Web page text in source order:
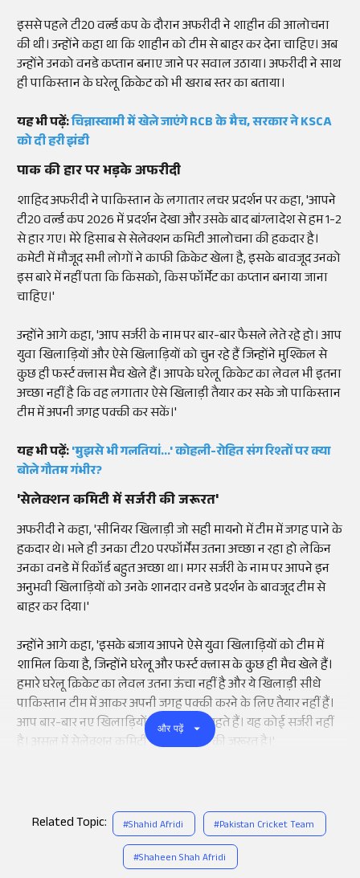
इससे पहले टी20 वर्ल्ड कप के दौरान अफरीदी ने शाहीन की आलोचना
की थी। उन्होंने कहा था कि शाहीन को टीम से बाहर कर देना चाहिए। अब
उन्होंने उनको वनडे कप्तान बनाए जाने पर सवाल उठाया। अफरीदी ने साथ
ही पाकिस्तान के घरेलू क्रिकेट को भी खराब स्तर का बताया।
यह भी पढ़ें:चिन्नास्वामी में खेले जाएंगे RCB के मैच, सरकार ने KSCA
को दी हरी झंडी
पाक की हार पर भड़के अफरीदी
शाहिद अफरीदी ने पाकिस्तान के लगातार लचर प्रदर्शन पर कहा, 'आपने
टी20 वर्ल्ड कप 2026 में प्रदर्शन देखा और उसके बाद बांग्लादेश से हम 1-2
से हार गए। मेरे हिसाब से सेलेक्शन कमिटी आलोचना की हकदार है।
कमेटी में मौजूद सभी लोगों ने काफी क्रिकेट खेला है, इसके बावजूद उनको
इस बारे में नहीं पता कि किसको, किस फॉर्मेट का कप्तान बनाया जाना
चाहिए।'
उन्होंने आगे कहा, 'आप सर्जरी के नाम पर बार-बार फैसले लेते रहे हो। आप
युवा खिलाड़ियों और ऐसे खिलाड़ियों को चुन रहे हैं जिन्होंने मुश्किल से
कुछ ही फर्स्ट क्लास मैच खेले हैं। आपके घरेलू क्रिकेट का लेवल भी इतना
अच्छा नहीं है कि वह लगातार ऐसे खिलाड़ी तैयार कर सके जो पाकिस्तान
टीम में अपनी जगह पक्की कर सकें।'
यह भी पढ़ें:'मुझसे भी गलतियां...' कोहली-रोहित संग रिश्तों पर क्या
बोले गौतम गंभीर?
'सेलेक्शन कमिटी में सर्जरी की जरूरत'
अफरीदी ने कहा, 'सीनियर खिलाड़ी जो सही मायनो में टीम में जगह पाने के
हकदार थे। भले ही उनका टी20 परफॉर्मेंस उतना अच्छा न रहा हो लेकिन
उनका वनडे में रिकॉर्ड बहुत अच्छा था। मगर सर्जरी के नाम पर आपने इन
अनुभवी खिलाड़ियों को उनके शानदार वनडे प्रदर्शन के बावजूद टीम से
बाहर कर दिया।'
उन्होंने आगे कहा, 'इसके बजाय आपने ऐसे युवा खिलाड़ियों को टीम में
शामिल किया है, जिन्होंने घरेलू और फर्स्ट क्लास के कुछ ही मैच खेले हैं।
हमारे घरेलू क्रिकेट का लेवल उतना ऊंचा नहीं है और ये खिलाड़ी सीधे
पाकिस्तान टीम में आकर अपनी जगह पक्की करने के लिए तैयार नहीं हैं।
आप बार-बार नए खिलाड़ियों को मौका देते रहते हैं। यह कोई सर्जरी नहीं
है। असल में सेलेक्शन कमिटी में सर्जरी करने की जरूरत है।'
और पढ़ें
Related Topic: #Shahid Afridi #Pakistan Cricket Team
#Shaheen Shah Afridi